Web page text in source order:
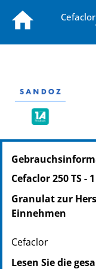
PZN: 00113750
PPN: 110011375074
NTIN:Cefaclor 250 TS -
Granulat zur
Einnehmen
Cefaclor
Lesen Sie die